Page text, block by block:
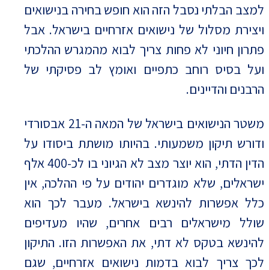
למצב הבלתי נסבל הזה הוא חופש בחירה בנישואים
ויצירת מסלול של נישואים אזרחיים בישראל. אבל
פתרון חיוני לא פחות צריך לבוא מהמגרש ההלכתי
ועל בסיס רוחב כתפיים ואומץ לב פסיקתי של
הרבנים והדיינים.
משטר הנישואים בישראל של המאה ה-21 אבסורדי
ודורש תיקון משמעותי. בהיותו מושתת ביסודו על
הדין הדתי, הוא יוצר מצב לא הגיוני בו לכ-400 אלף
ישראלים, שלא מוגדרים יהודים על פי ההלכה, אין
כלל אפשרות להינשא בישראל. מעבר לכך הוא
שולל מישראלים רבים אחרים, שהיו מעדיפים
להינשא בטקס לא דתי, את האפשרות הזו. התיקון
לכך צריך לבוא בדמות נישואים אזרחיים, שגם